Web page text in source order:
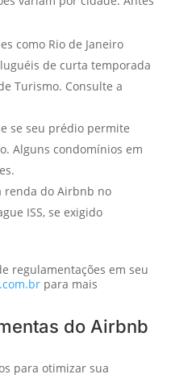
como Rio de Janeiro
de curta temporada
Turismo. Consulte a
se seu prédio permite
Alguns condomínios em
renda do Airbnb no
ISS, se exigido
regulamentações em seu
para mais
do Airbnb
para otimizar sua